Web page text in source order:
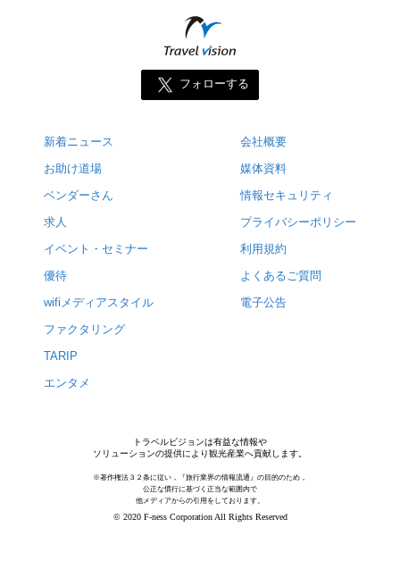
フォローする
新着ニュース
お助け道場
ベンダーさん
求人
イベント・セミナー
優待
wifiメディアスタイル
ファクタリング
TARIP
エンタメ
会社概要
媒体資料
情報セキュリティ
プライバシーポリシー
利用規約
よくあるご質問
電子公告
トラベルビジョンは有益な情報や
ソリューションの提供により観光産業へ貢献します。
※著作権法３２条に従い，『旅行業界の情報流通』の目的のため，
公正な慣行に基づく正当な範囲内で
他メディアからの引用をしております。
© 2020 F-ness Corporation All Rights Reserved